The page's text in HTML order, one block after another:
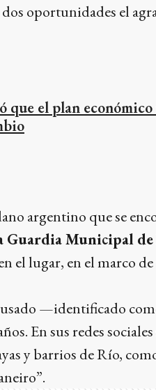
oportunidades el
el plan económico
argentino que se
Municipal de
el lugar, en el marco
—identificado
En sus redes
y barrios de Río,